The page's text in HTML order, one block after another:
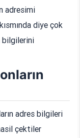
adresimi
diye çok
adres bilgileri
çektiler